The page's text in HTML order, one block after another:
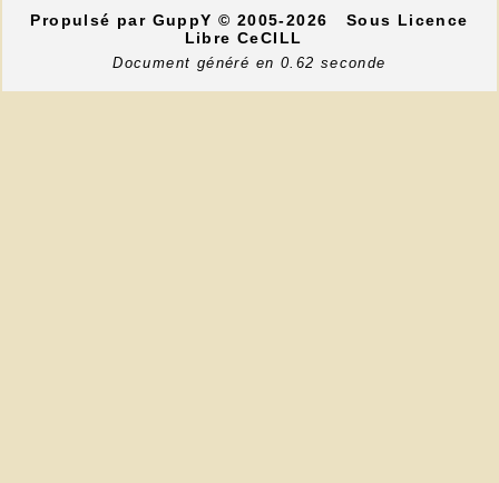
Propulsé par GuppY© 2005-2026
Sous Licence
Libre CeCILL
Document généré en 0.62 seconde